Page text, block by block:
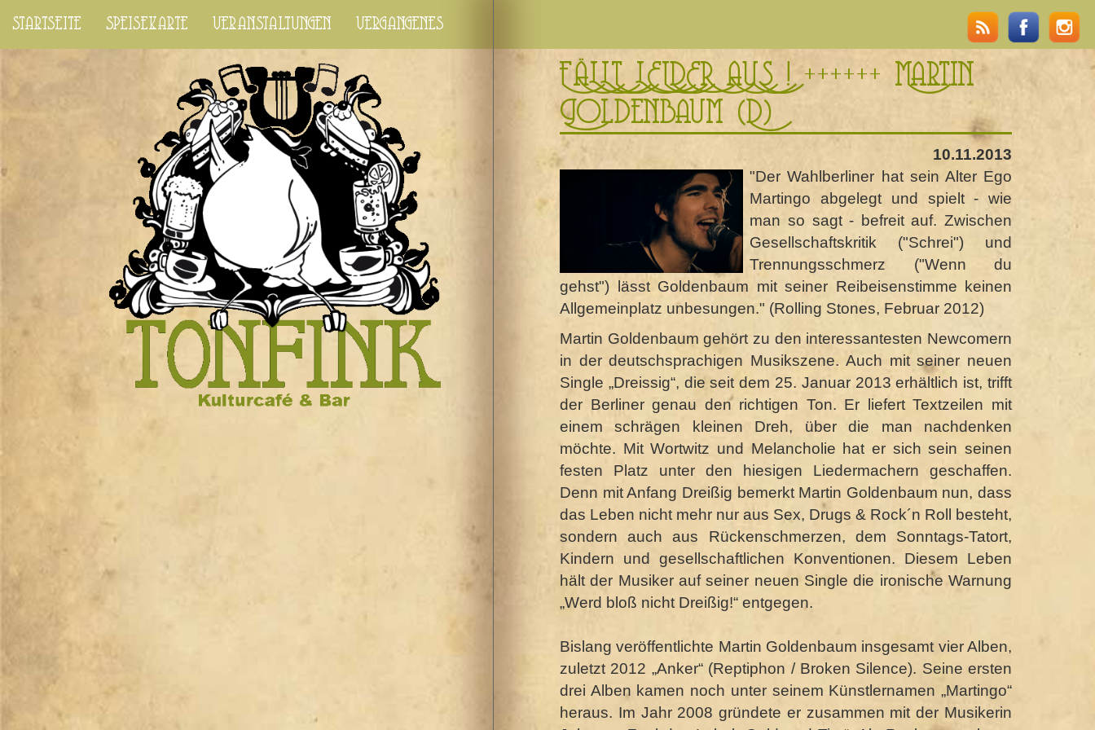
startseite speisekarte veranstaltungen vergangenes
FÄLLT LEIDER AUS ! ++++++ Martin
Goldenbaum (D)
10.11.2013
"Der Wahlberliner hat sein Alter Ego
Martingo abgelegt und spielt - wie
man so sagt - befreit auf. Zwischen
Gesellschaftskritik ("Schrei") und
Trennungsschmerz ("Wenn du
gehst") lässt Goldenbaum mit seiner Reibeisenstimme keinen
Allgemeinplatz unbesungen." (Rolling Stones, Februar 2012)
Martin Goldenbaum gehört zu den interessantesten Newcomern
in der deutschsprachigen Musikszene. Auch mit seiner neuen
Single „Dreissig“, die seit dem 25. Januar 2013 erhältlich ist, trifft
der Berliner genau den richtigen Ton. Er liefert Textzeilen mit
einem schrägen kleinen Dreh, über die man nachdenken
möchte. Mit Wortwitz und Melancholie hat er sich sein seinen
festen Platz unter den hiesigen Liedermachern geschaffen.
Denn mit Anfang Dreißig bemerkt Martin Goldenbaum nun, dass
das Leben nicht mehr nur aus Sex, Drugs & Rock´n Roll besteht,
sondern auch aus Rückenschmerzen, dem Sonntags-Tatort,
Kindern und gesellschaftlichen Konventionen. Diesem Leben
hält der Musiker auf seiner neuen Single die ironische Warnung
„Werd bloß nicht Dreißig!“ entgegen.
Bislang veröffentlichte Martin Goldenbaum insgesamt vier Alben,
zuletzt 2012 „Anker“ (Reptiphon / Broken Silence). Seine ersten
drei Alben kamen noch unter seinem Künstlernamen „Martingo“
heraus. Im Jahr 2008 gründete er zusammen mit der Musikerin